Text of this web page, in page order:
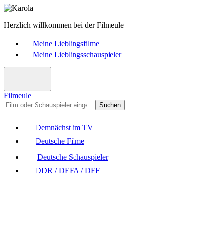
Herzlich willkommen bei der Filmeule
Meine Lieblingsfilme
Meine Lieblingsschauspieler
Filmeule
Suchen
Demnächst im TV
Deutsche Filme
Deutsche Schauspieler
DDR / DEFA / DFF